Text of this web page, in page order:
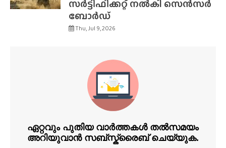
സർട്ടിഫിക്കറ്റ് നൽകി സെൻസർ
ബോർഡ്
Thu, Jul 9, 2026
ഏറ്റവും പുതിയ വാർത്തകൾ തൽസമയം
അറിയുവാൻ സബ്സ്ക്രൈബ് ചെയ്യുക.